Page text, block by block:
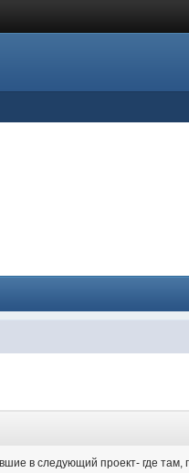
в следующий проект- где там,